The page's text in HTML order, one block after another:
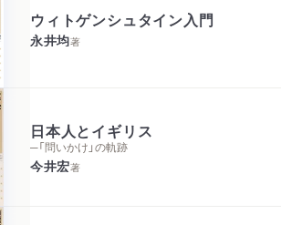
ウィトゲンシュタイン入門
永井均著
日本人とイギリス
─「問いかけ」の軌跡
今井宏著